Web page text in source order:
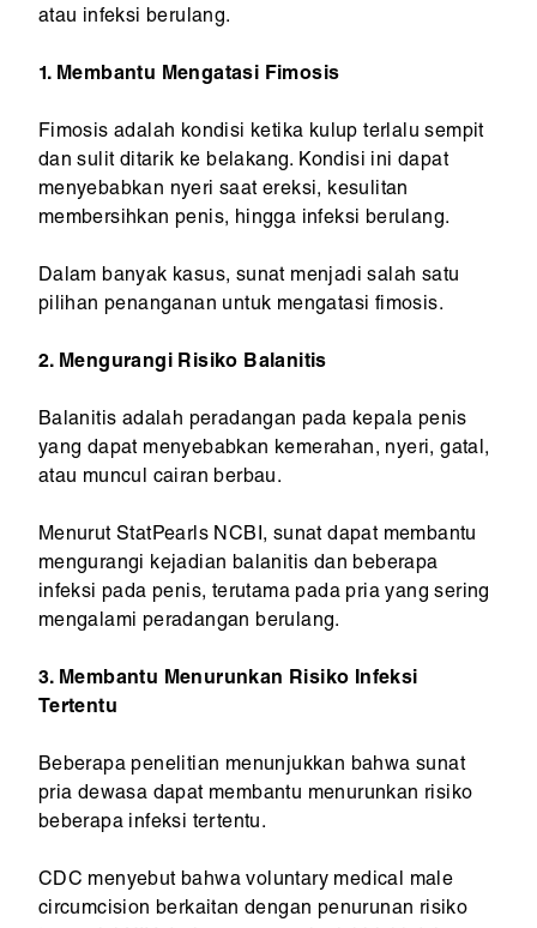
atau infeksi berulang.
1. Membantu Mengatasi Fimosis
Fimosis adalah kondisi ketika kulup terlalu sempit
dan sulit ditarik ke belakang. Kondisi ini dapat
menyebabkan nyeri saat ereksi, kesulitan
membersihkan penis, hingga infeksi berulang.
Dalam banyak kasus, sunat menjadi salah satu
pilihan penanganan untuk mengatasi fimosis.
2. Mengurangi Risiko Balanitis
Balanitis adalah peradangan pada kepala penis
yang dapat menyebabkan kemerahan, nyeri, gatal,
atau muncul cairan berbau.
Menurut StatPearls NCBI, sunat dapat membantu
mengurangi kejadian balanitis dan beberapa
infeksi pada penis, terutama pada pria yang sering
mengalami peradangan berulang.
3. Membantu Menurunkan Risiko Infeksi
Tertentu
Beberapa penelitian menunjukkan bahwa sunat
pria dewasa dapat membantu menurunkan risiko
beberapa infeksi tertentu.
CDC menyebut bahwa voluntary medical male
circumcision berkaitan dengan penurunan risiko